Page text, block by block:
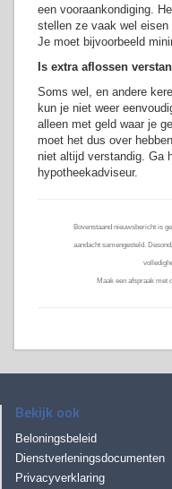
een vooraankondiging.
stellen ze vaak wel
Je moet bijvoorbeeld
Is extra aflossen
Soms wel, en andere
kun je niet weer
alleen met geld waar je
moet het dus over
niet altijd verstandig. Ga
hypotheekadviseur.
Bovenstaand nieuwsbericht is
aandacht samengesteld.
Maak een afspraak met
Bekijk ook
Beloningsbeleid
Dienstverleningsdocumenten
Privacyverklaring